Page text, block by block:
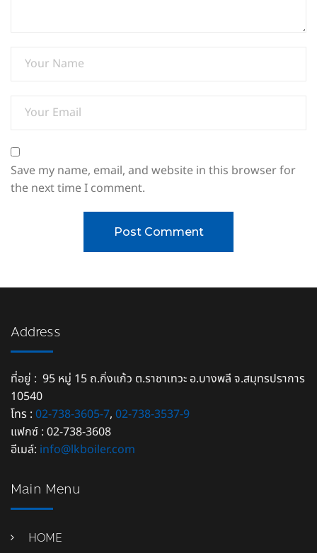
Save my name, email, and website in this browser for
the next time I comment.
Address
ที่อยู่ : 95 หมู่ 15 ถ.กิ่งแก้ว ต.ราชาเทวะ อ.บางพลี จ.สมุทรปราการ
10540
โทร : 02-738-3605-7, 02-738-3537-9
แฟกซ์ : 02-738-3608
อีเมล์: info@lkboiler.com
Main Menu
HOME